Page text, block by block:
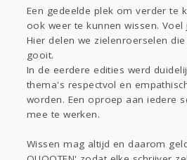
Sport Contact
Gevraagd
Horen
Lezen
Een gedeelde plek om verder te
ook weer te kunnen wissen.
Hier delen we zielenroerselen
gooit.
In de eerdere edities werd
thema's respectvol en
worden. Een oproep aan iedere
mee te werken.
Wissen mag altijd en daarom